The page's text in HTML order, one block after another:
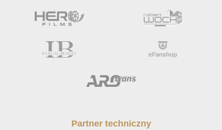
Partner techniczny